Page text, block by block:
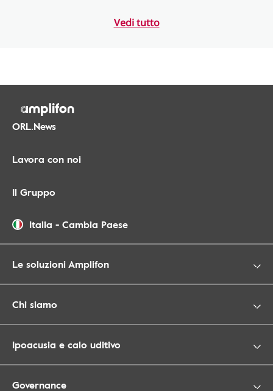
Vedi tutto
ORL.News
Lavora con noi
Il Gruppo
Italia - Cambia Paese
Le soluzioni Amplifon
Chi siamo
Ipoacusia e calo uditivo
Governance